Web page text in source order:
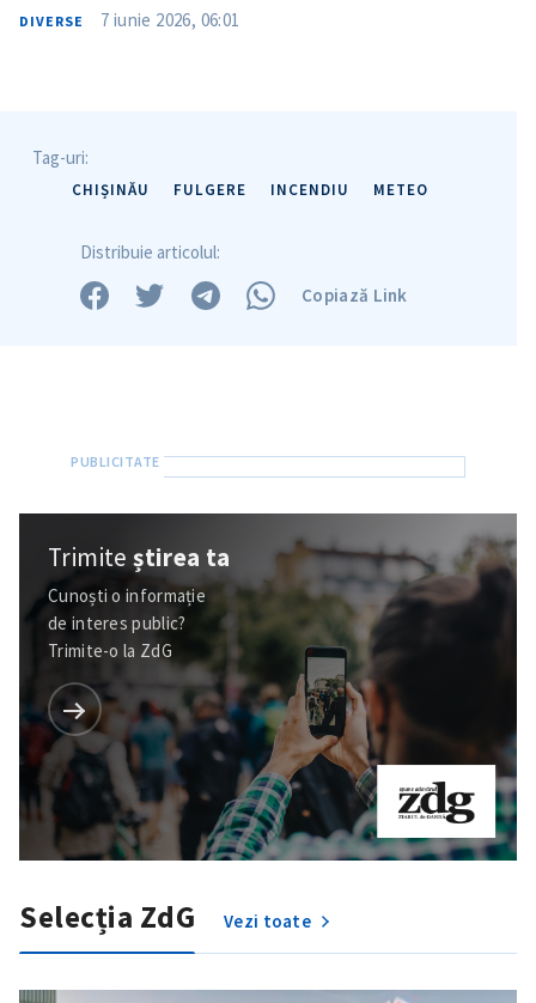
DIVERSE 7 iunie 2026, 06:01
Tag-uri:
CHIȘINĂU FULGERE INCENDIU METEO
Distribuie articolul:
Copiază Link
Trimiteștirea ta
Cunoști o informație
de interes public?
Trimite-o la ZdG
Selecția ZdG Vezi toate